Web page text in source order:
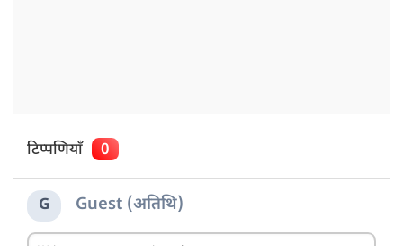
टिप्पणियाँ 0
G Guest (अतिथि)